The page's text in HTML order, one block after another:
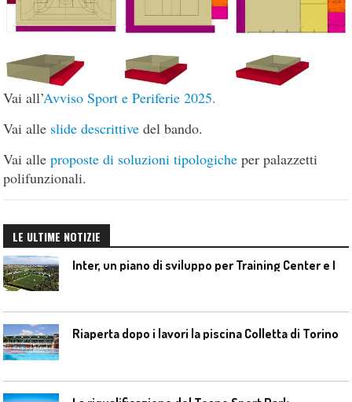
Vai all’Avviso Sport e Periferie 2025.
Vai alle slide descrittive del bando.
Vai alleproposte di soluzioni tipologiche per palazzetti
polifunzionali.
LE ULTIME NOTIZIE
Riaperta dopo i lavori la piscina Colletta di Torino